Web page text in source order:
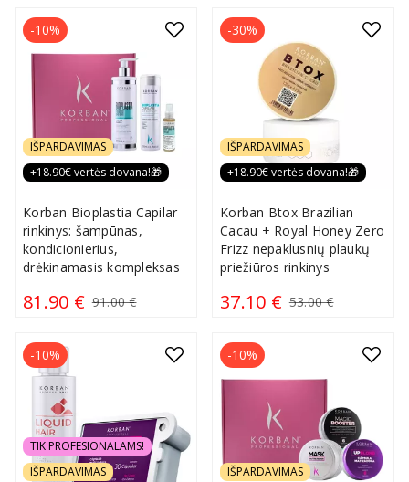
IŠPARDAVIMAS
+18.90€ vertės dovana!🎁
Korban Bioplastia Capilar
rinkinys: šampūnas,
kondicionierius,
drėkinamasis kompleksas
81.90 € 91.00 €
-10%
IŠPARDAVIMAS
+18.90€ vertės dovana!🎁
Korban Btox Brazilian
Cacau + Royal Honey Zero
Frizz nepaklusnių plaukų
priežiūros rinkinys
37.10 € 53.00 €
-30%
TIK PROFESIONALAMS!
IŠPARDAVIMAS
-10%
IŠPARDAVIMAS
-10%